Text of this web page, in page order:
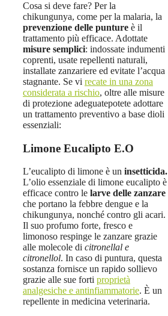
Cosa si deve fare? Per la
chikungunya, come per la malaria, la
prevenzione delle punture è il
trattamento più efficace. Adottate
misure semplici: indossate indumenti
coprenti, usate repellenti naturali,
installate zanzariere ed evitate l’acqua
stagnante. Se vi recate in una zona
considerata a rischio, oltre alle misure
di protezione adeguatepotete adottare
un trattamento preventivo a base dioli
essenziali:
Limone Eucalipto E.O
L’eucalipto di limone è un insetticida.
L’olio essenziale di limone eucalipto è
efficace contro le larve delle zanzare
che portano la febbre dengue e la
chikungunya, nonché contro gli acari.
Il suo profumo forte, fresco e
limonoso respinge le zanzare grazie
alle molecole di citronellal e
citronellol. In caso di puntura, questa
sostanza fornisce un rapido sollievo
grazie alle sue forti proprietà
analgesiche e antinfiammatorie. È un
repellente in medicina veterinaria.